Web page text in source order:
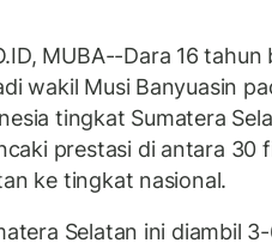
MUBA--Dara 16
wakil Musi Banyuasin
tingkat Sumatera
prestasi di antara 30
ke tingkat nasional.
Selatan ini diambil